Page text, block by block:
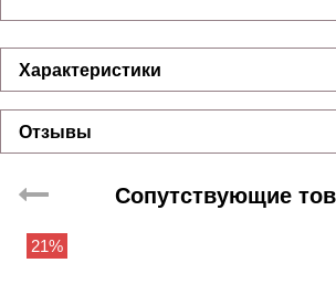
Характеристики
Отзывы
Сопутствующие
21%